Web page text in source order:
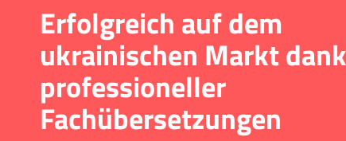
Erfolgreich auf dem
ukrainischen Markt dank
professioneller
Fachübersetzungen